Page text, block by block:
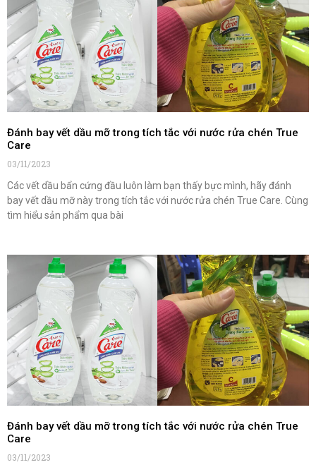
Đánh bay vết dầu mỡ trong tích tắc với nước rửa chén True
Care
03/11/2023
Các vết dầu bẩn cứng đầu luôn làm bạn thấy bực mình, hãy đánh
bay vết dầu mỡ này trong tích tắc với nước rửa chén True Care. Cùng
tìm hiểu sản phẩm qua bài
Đánh bay vết dầu mỡ trong tích tắc với nước rửa chén True
Care
03/11/2023